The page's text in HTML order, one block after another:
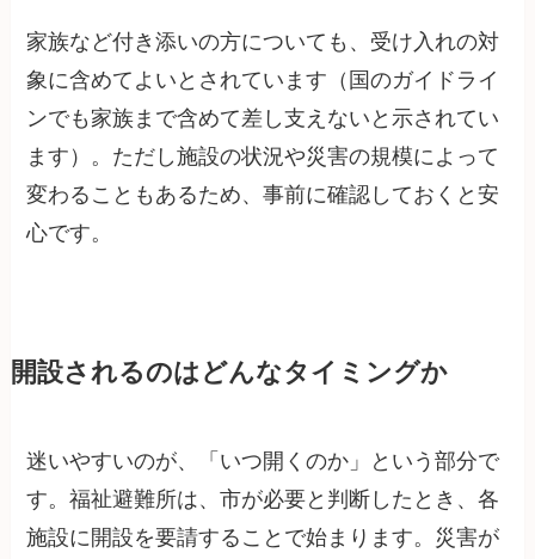
家族など付き添いの方についても、受け入れの対
象に含めてよいとされています（国のガイドライ
ンでも家族まで含めて差し支えないと示されてい
ます）。ただし施設の状況や災害の規模によって
変わることもあるため、事前に確認しておくと安
心です。
開設されるのはどんなタイミングか
迷いやすいのが、「いつ開くのか」という部分で
す。福祉避難所は、市が必要と判断したとき、各
施設に開設を要請することで始まります。災害が